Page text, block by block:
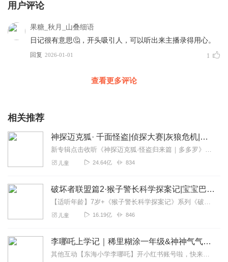
用户评论
果糖_秋月_山叠细语
日记很有意思🤔，开头吸引人，可以听出来主播录得用心。
回复 2026-01-01 1
查看更多评论
相关推荐
神探迈克狐· 千面怪盗|侦探大赛|灰狼危机|多多罗
新专辑点击收听《神探迈克狐·怪盗归来篇｜多多罗》！！！>>>点击进入主播橱窗购买《神探迈克狐》系列图书吧!<<<多多罗故事【点击前往】收听多多罗其他好玩有趣的故...
儿童 24.64亿 834
破坏者联盟篇2·猴子警长科学探案记|宝宝巴士故事
【适听年龄】7岁+《猴子警长科学探案记》系列《破坏者联盟篇1·猴子警长科学探案记》>>>《破坏者联盟篇2·猴子警长科学探案记》>>>《破坏者联盟篇3·猴子警长科...
儿童 16.19亿 846
李哪吒上学记｜稀里糊涂一年级&神神气气二年级
其他互动【东海小学李哪吒】开小红书账号啦，快来关注和李哪吒成为好朋友！有机会免费领儿童会员、官方周边！【点击加入】东海小学广播站圈子，更多互动！李哪吒全新冒险番...